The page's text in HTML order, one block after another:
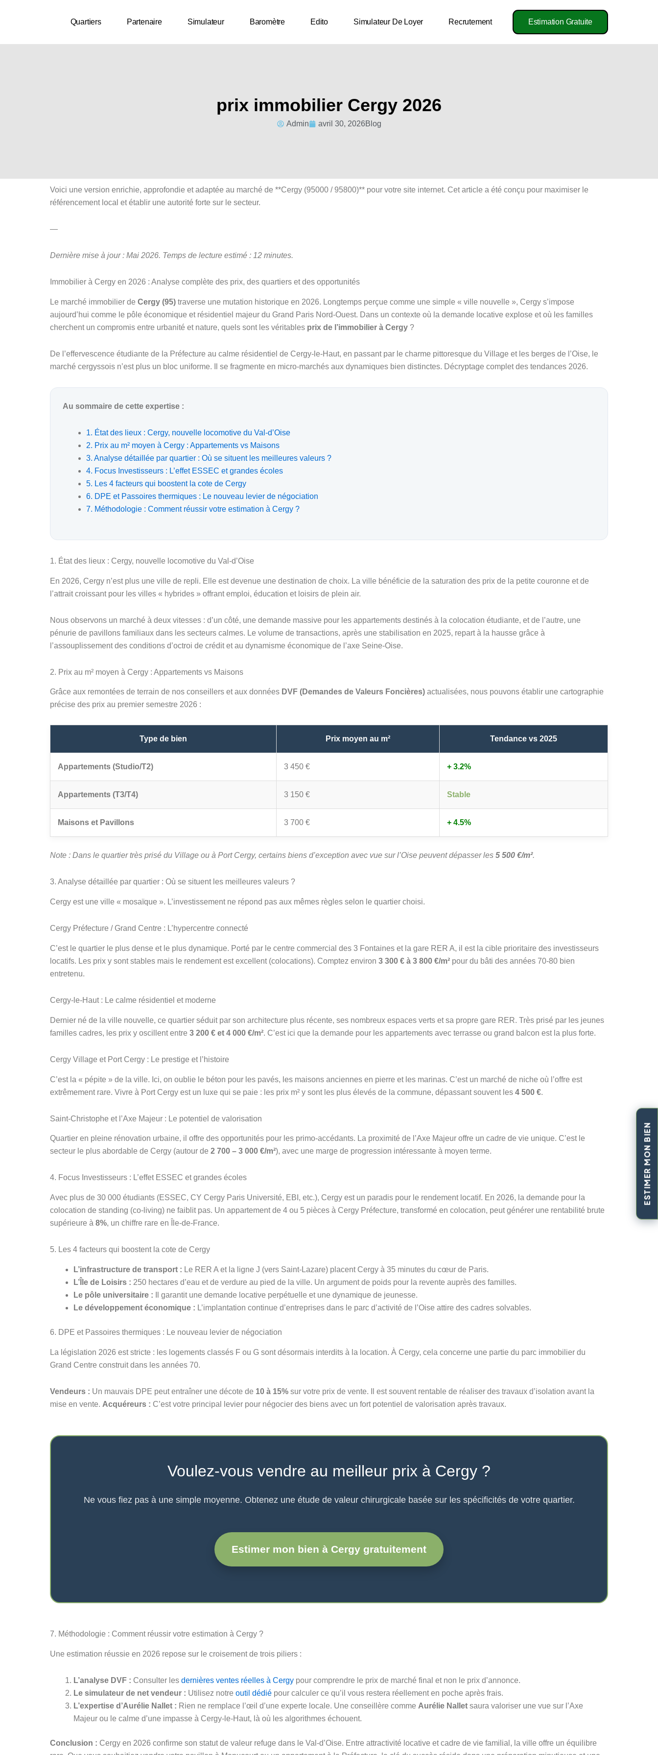
ESTIMER MON BIEN
Quartiers Partenaire Simulateur Baromètre Edito Simulateur De Loyer Recrutement Estimation Gratuite
prix immobilier Cergy 2026
Admin avril 30, 2026Blog
Voici une version enrichie, approfondie et adaptée au marché de **Cergy (95000 / 95800)** pour votre site internet. Cet article a été conçu pour maximiser le
référencement local et établir une autorité forte sur le secteur.
—
Dernière mise à jour : Mai 2026. Temps de lecture estimé : 12 minutes.
Immobilier à Cergy en 2026 : Analyse complète des prix, des quartiers et des opportunités
Le marché immobilier de Cergy (95) traverse une mutation historique en 2026. Longtemps perçue comme une simple « ville nouvelle », Cergy s’impose
aujourd’hui comme le pôle économique et résidentiel majeur du Grand Paris Nord-Ouest. Dans un contexte où la demande locative explose et où les familles
cherchent un compromis entre urbanité et nature, quels sont les véritables prix de l’immobilier à Cergy ?
De l’effervescence étudiante de la Préfecture au calme résidentiel de Cergy-le-Haut, en passant par le charme pittoresque du Village et les berges de l’Oise, le
marché cergyssois n’est plus un bloc uniforme. Il se fragmente en micro-marchés aux dynamiques bien distinctes. Décryptage complet des tendances 2026.
Au sommaire de cette expertise :
1. État des lieux : Cergy, nouvelle locomotive du Val-d’Oise
2. Prix au m² moyen à Cergy : Appartements vs Maisons
3. Analyse détaillée par quartier : Où se situent les meilleures valeurs ?
4. Focus Investisseurs : L’effet ESSEC et grandes écoles
5. Les 4 facteurs qui boostent la cote de Cergy
6. DPE et Passoires thermiques : Le nouveau levier de négociation
7. Méthodologie : Comment réussir votre estimation à Cergy ?
1. État des lieux : Cergy, nouvelle locomotive du Val-d’Oise
En 2026, Cergy n’est plus une ville de repli. Elle est devenue une destination de choix. La ville bénéficie de la saturation des prix de la petite couronne et de
l’attrait croissant pour les villes « hybrides » offrant emploi, éducation et loisirs de plein air.
Nous observons un marché à deux vitesses : d’un côté, une demande massive pour les appartements destinés à la colocation étudiante, et de l’autre, une
pénurie de pavillons familiaux dans les secteurs calmes. Le volume de transactions, après une stabilisation en 2025, repart à la hausse grâce à
l’assouplissement des conditions d’octroi de crédit et au dynamisme économique de l’axe Seine-Oise.
2. Prix au m² moyen à Cergy : Appartements vs Maisons
Grâce aux remontées de terrain de nos conseillers et aux données DVF (Demandes de Valeurs Foncières) actualisées, nous pouvons établir une cartographie
précise des prix au premier semestre 2026 :
Type de bien Prix moyen au m² Tendance vs 2025
Appartements (Studio/T2) 3 450 € + 3.2%
Appartements (T3/T4) 3 150 € Stable
Maisons et Pavillons 3 700 € + 4.5%
Note : Dans le quartier très prisé du Village ou à Port Cergy, certains biens d’exception avec vue sur l’Oise peuvent dépasser les 5 500 €/m².
3. Analyse détaillée par quartier : Où se situent les meilleures valeurs ?
Cergy est une ville « mosaïque ». L’investissement ne répond pas aux mêmes règles selon le quartier choisi.
Cergy Préfecture / Grand Centre : L’hypercentre connecté
C’est le quartier le plus dense et le plus dynamique. Porté par le centre commercial des 3 Fontaines et la gare RER A, il est la cible prioritaire des investisseurs
locatifs. Les prix y sont stables mais le rendement est excellent (colocations). Comptez environ 3 300 € à 3 800 €/m² pour du bâti des années 70-80 bien
entretenu.
Cergy-le-Haut : Le calme résidentiel et moderne
Dernier né de la ville nouvelle, ce quartier séduit par son architecture plus récente, ses nombreux espaces verts et sa propre gare RER. Très prisé par les jeunes
familles cadres, les prix y oscillent entre 3 200 € et 4 000 €/m². C’est ici que la demande pour les appartements avec terrasse ou grand balcon est la plus forte.
Cergy Village et Port Cergy : Le prestige et l’histoire
C’est la « pépite » de la ville. Ici, on oublie le béton pour les pavés, les maisons anciennes en pierre et les marinas. C’est un marché de niche où l’offre est
extrêmement rare. Vivre à Port Cergy est un luxe qui se paie : les prix m² y sont les plus élevés de la commune, dépassant souvent les 4 500 €.
Saint-Christophe et l’Axe Majeur : Le potentiel de valorisation
Quartier en pleine rénovation urbaine, il offre des opportunités pour les primo-accédants. La proximité de l’Axe Majeur offre un cadre de vie unique. C’est le
secteur le plus abordable de Cergy (autour de 2 700 – 3 000 €/m²), avec une marge de progression intéressante à moyen terme.
4. Focus Investisseurs : L’effet ESSEC et grandes écoles
Avec plus de 30 000 étudiants (ESSEC, CY Cergy Paris Université, EBI, etc.), Cergy est un paradis pour le rendement locatif. En 2026, la demande pour la
colocation de standing (co-living) ne faiblit pas. Un appartement de 4 ou 5 pièces à Cergy Préfecture, transformé en colocation, peut générer une rentabilité brute
supérieure à 8%, un chiffre rare en Île-de-France.
5. Les 4 facteurs qui boostent la cote de Cergy
L’infrastructure de transport : Le RER A et la ligne J (vers Saint-Lazare) placent Cergy à 35 minutes du cœur de Paris.
L’Île de Loisirs : 250 hectares d’eau et de verdure au pied de la ville. Un argument de poids pour la revente auprès des familles.
Le pôle universitaire : Il garantit une demande locative perpétuelle et une dynamique de jeunesse.
Le développement économique : L’implantation continue d’entreprises dans le parc d’activité de l’Oise attire des cadres solvables.
6. DPE et Passoires thermiques : Le nouveau levier de négociation
La législation 2026 est stricte : les logements classés F ou G sont désormais interdits à la location. À Cergy, cela concerne une partie du parc immobilier du
Grand Centre construit dans les années 70.
Vendeurs : Un mauvais DPE peut entraîner une décote de 10 à 15% sur votre prix de vente. Il est souvent rentable de réaliser des travaux d’isolation avant la
mise en vente. Acquéreurs : C’est votre principal levier pour négocier des biens avec un fort potentiel de valorisation après travaux.
Voulez-vous vendre au meilleur prix à Cergy ?
Ne vous fiez pas à une simple moyenne. Obtenez une étude de valeur chirurgicale basée sur les spécificités de votre quartier.
Estimer mon bien à Cergy gratuitement
7. Méthodologie : Comment réussir votre estimation à Cergy ?
Une estimation réussie en 2026 repose sur le croisement de trois piliers :
L’analyse DVF : Consulter les dernières ventes réelles à Cergy pour comprendre le prix de marché final et non le prix d’annonce.
Le simulateur de net vendeur : Utilisez notre outil dédié pour calculer ce qu’il vous restera réellement en poche après frais.
L’expertise d’Aurélie Nallet : Rien ne remplace l’œil d’une experte locale. Une conseillère comme Aurélie Nallet saura valoriser une vue sur l’Axe
Majeur ou le calme d’une impasse à Cergy-le-Haut, là où les algorithmes échouent.
Conclusion : Cergy en 2026 confirme son statut de valeur refuge dans le Val-d’Oise. Entre attractivité locative et cadre de vie familial, la ville offre un équilibre